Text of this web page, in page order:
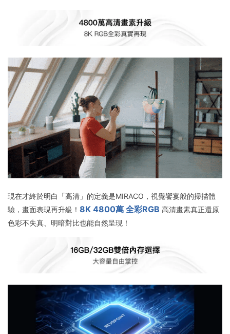
現在才終於明白「高清」的定義是MIRACO，視覺饗宴般的掃描體
驗，畫面表現再升級！ 8K 4800萬 全彩RGB 高清畫素真正還原
色彩不失真、明暗對比也能自然呈現！